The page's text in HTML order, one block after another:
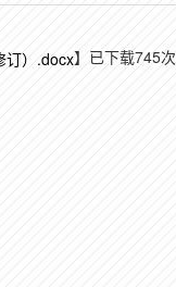
订）.docx】已下载745次